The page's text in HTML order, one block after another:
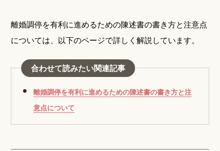
離婚調停を有利に進めるための陳述書の書き方と注意点
については、以下のページで詳しく解説しています。
合わせて読みたい関連記事
離婚調停を有利に進めるための陳述書の書き方と注
意点について